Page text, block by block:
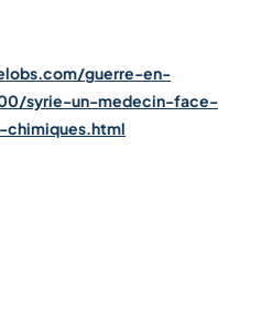
guerre-en-
syrie-un-medecin-face-